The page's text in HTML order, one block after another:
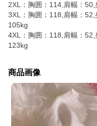
2XL：胸囲：114,肩幅：
3XL：胸囲：118,肩幅：
105kg
4XL：胸囲：118,肩幅：
123kg
商品画像